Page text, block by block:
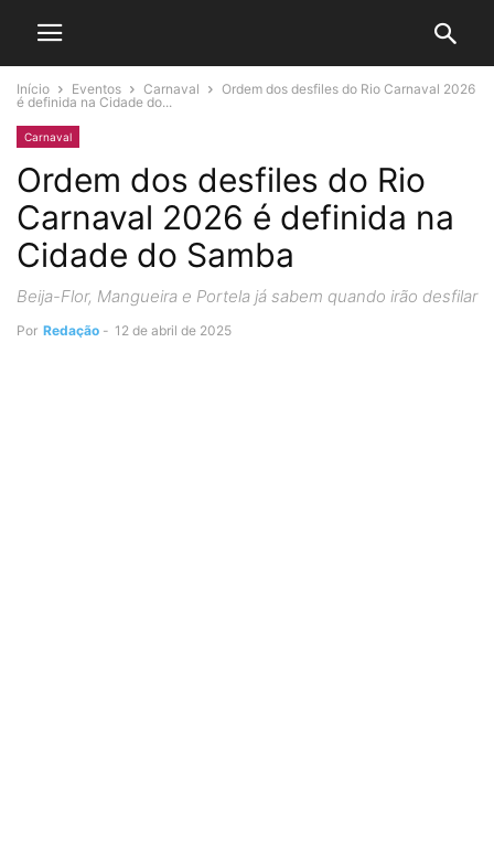
Início Eventos Carnaval
Ordem dos desfiles do Rio Carnaval 2026
é definida na Cidade do...
Carnaval
Ordem dos desfiles do Rio
Carnaval 2026 é definida na
Cidade do Samba
Beija-Flor, Mangueira e Portela já sabem quando irão desfilar
Por Redação - 12 de abril de 2025